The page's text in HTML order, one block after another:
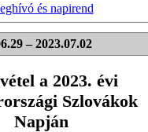
és napirend
– 2023.07.02
a 2023. évi
Szlovákok
Napján